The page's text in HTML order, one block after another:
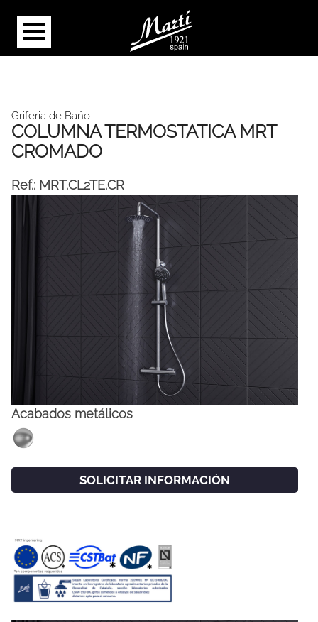
CAT ESP ENG
Griferia de Baño
COLUMNA TERMOSTATICA MRT
CROMADO
Ref.: MRT.CL2TE.CR
Acabados metálicos
SOLICITAR INFORMACIÓN